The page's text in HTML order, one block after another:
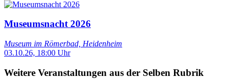
Museumsnacht 2026
Museum im Römerbad, Heidenheim
03.10.26, 18:00 Uhr
Weitere Veranstaltungen aus der Selben Rubrik